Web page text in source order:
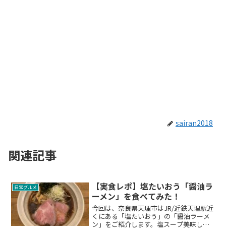
sairan2018
関連記事
日常グルメ
【実食レポ】塩たいおう「醤油ラ
ーメン」を食べてみた！
今回は、奈良県天理市はJR/近鉄天理駅近
くにある「塩たいおう」の「醤油ラーメ
ン」をご紹介します。塩スープ美味しい